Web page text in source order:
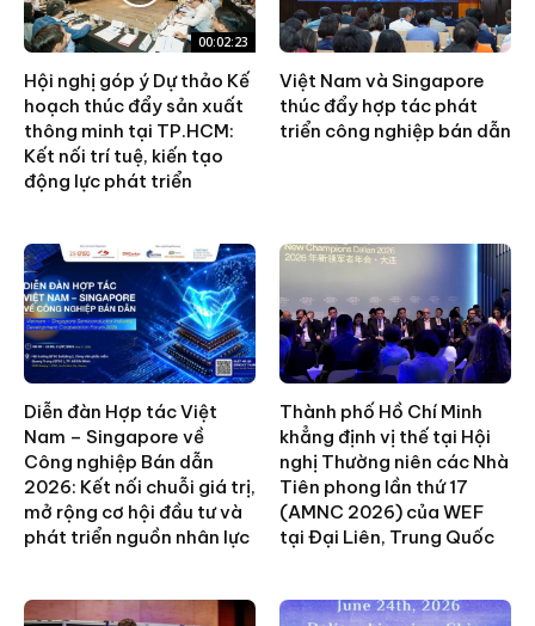
00:02:23
Hội nghị góp ý Dự thảo Kế
hoạch thúc đẩy sản xuất
thông minh tại TP.HCM:
Kết nối trí tuệ, kiến tạo
động lực phát triển
Việt Nam và Singapore
thúc đẩy hợp tác phát
triển công nghiệp bán dẫn
Diễn đàn Hợp tác Việt
Nam – Singapore về
Công nghiệp Bán dẫn
2026: Kết nối chuỗi giá trị,
mở rộng cơ hội đầu tư và
phát triển nguồn nhân lực
Thành phố Hồ Chí Minh
khẳng định vị thế tại Hội
nghị Thường niên các Nhà
Tiên phong lần thứ 17
(AMNC 2026) của WEF
tại Đại Liên, Trung Quốc